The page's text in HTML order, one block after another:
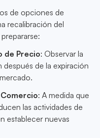
de opciones de
recalibración del
de Precio: Observar la
de la expiración
: A medida que
las actividades de
establecer nuevas